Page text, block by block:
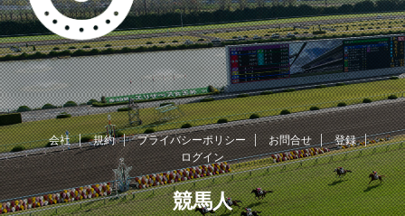
会社 規約 プライバシーポリシー お問合せ
登録
ログイン
競馬人